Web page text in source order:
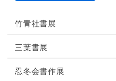
竹青社書展
三葉書展
忍冬会書作展